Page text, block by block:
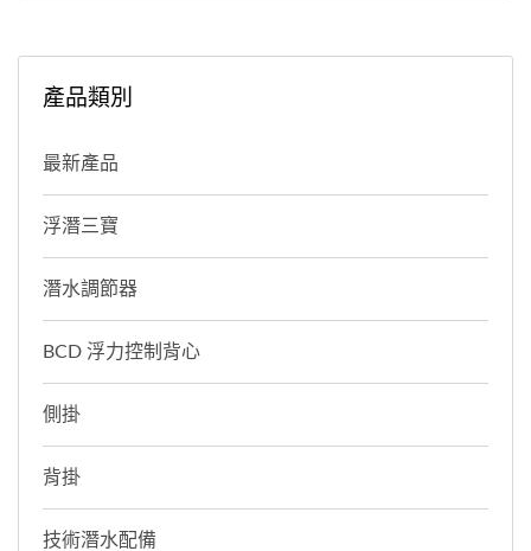
產品類別
最新產品
浮潛三寶
潛水調節器
BCD 浮力控制背心
側掛
背掛
技術潛水配備